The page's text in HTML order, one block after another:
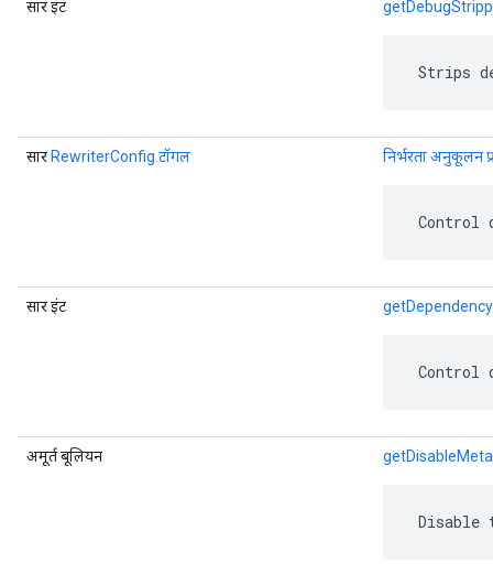
सार इंट
Strips
सार RewriterConfig.टॉगल निर्भरता अनुकूलन
Control
सार इंट
Control
अमूर्त बूलियन